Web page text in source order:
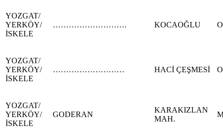
YOZGAT/
YERKÖY/
İSKELE
………………………. KOCAOĞLU
YOZGAT/
YERKÖY/
İSKELE
……………………… HACİ ÇEŞMESİ
YOZGAT/
YERKÖY/
İSKELE
GODERAN
KARAKIZLAN
MAH.